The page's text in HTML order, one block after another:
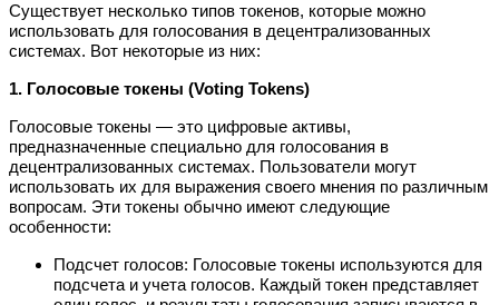
Существует несколько типов токенов, которые можно
использовать для голосования в децентрализованных
системах. Вот некоторые из них:
1. Голосовые токены (Voting Tokens)
Голосовые токены — это цифровые активы,
предназначенные специально для голосования в
децентрализованных системах. Пользователи могут
использовать их для выражения своего мнения по различным
вопросам. Эти токены обычно имеют следующие
особенности:
Подсчет голосов: Голосовые токены используются для
подсчета и учета голосов. Каждый токен представляет